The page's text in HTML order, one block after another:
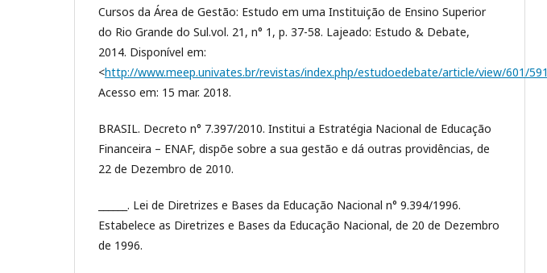
Cursos da Área de Gestão: Estudo em uma Instituição de Ensino Superior
do Rio Grande do Sul.vol. 21, n° 1, p. 37-58. Lajeado: Estudo & Debate,
2014. Disponível em:
<http://www.meep.univates.br/revistas/index.php/estudoedebate/article/view/601/591
Acesso em: 15 mar. 2018.
BRASIL. Decreto n° 7.397/2010. Institui a Estratégia Nacional de Educação
Financeira – ENAF, dispõe sobre a sua gestão e dá outras providências, de
22 de Dezembro de 2010.
______. Lei de Diretrizes e Bases da Educação Nacional n° 9.394/1996.
Estabelece as Diretrizes e Bases da Educação Nacional, de 20 de Dezembro
de 1996.